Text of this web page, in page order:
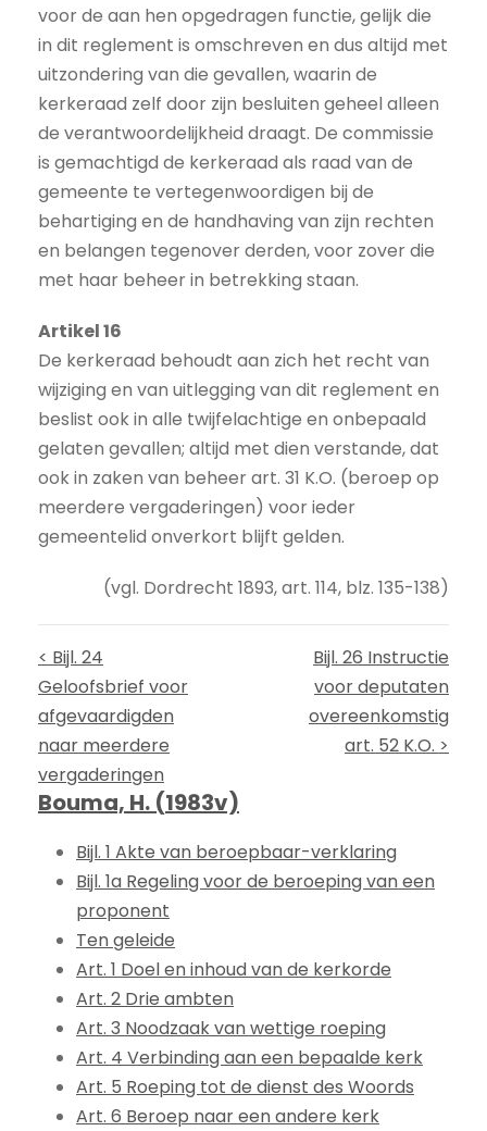
voor de aan hen opgedragen functie, gelijk die
in dit reglement is omschreven en dus altijd met
uitzondering van die gevallen, waarin de
kerkeraad zelf door zijn besluiten geheel alleen
de verantwoordelijkheid draagt. De commissie
is gemachtigd de kerkeraad als raad van de
gemeente te vertegenwoordigen bij de
behartiging en de handhaving van zijn rechten
en belangen tegenover derden, voor zover die
met haar beheer in betrekking staan.
Artikel 16
De kerkeraad behoudt aan zich het recht van
wijziging en van uitlegging van dit reglement en
beslist ook in alle twijfelachtige en onbepaald
gelaten gevallen; altijd met dien verstande, dat
ook in zaken van beheer art. 31 K.O. (beroep op
meerdere vergaderingen) voor ieder
gemeentelid onverkort blijft gelden.
(vgl. Dordrecht 1893, art. 114, blz. 135-138)
< Bijl. 24
Geloofsbrief voor
afgevaardigden
naar meerdere
vergaderingen
Bijl. 26 Instructie
voor deputaten
overeenkomstig
art. 52 K.O. >
Bouma, H. (1983v)
Bijl. 1 Akte van beroepbaar-verklaring
Bijl. 1a Regeling voor de beroeping van een
proponent
Ten geleide
Art. 1 Doel en inhoud van de kerkorde
Art. 2 Drie ambten
Art. 3 Noodzaak van wettige roeping
Art. 4 Verbinding aan een bepaalde kerk
Art. 5 Roeping tot de dienst des Woords
Art. 6 Beroep naar een andere kerk